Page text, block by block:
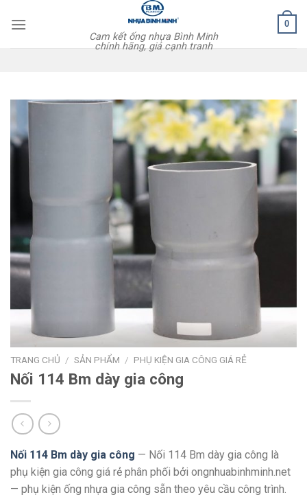
Cam kết ống nhựa Bình Minh
chính hãng, giá cạnh tranh
0
TRANG CHỦ / SẢN PHẨM / PHỤ KIỆN GIA CÔNG GIÁ RẺ
Nối 114 Bm dày gia công
Nối 114 Bm dày gia công — Nối 114 Bm dày gia công là
phụ kiện gia công giá rẻ phân phối bởi ongnhuabinhminh.net
— phụ kiện ống nhựa gia công sẵn theo yêu cầu công trình.